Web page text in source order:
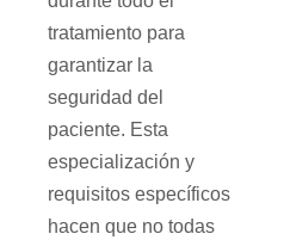
tratamiento para
garantizar la
seguridad del
paciente. Esta
especialización y
requisitos específicos
hacen que no todas